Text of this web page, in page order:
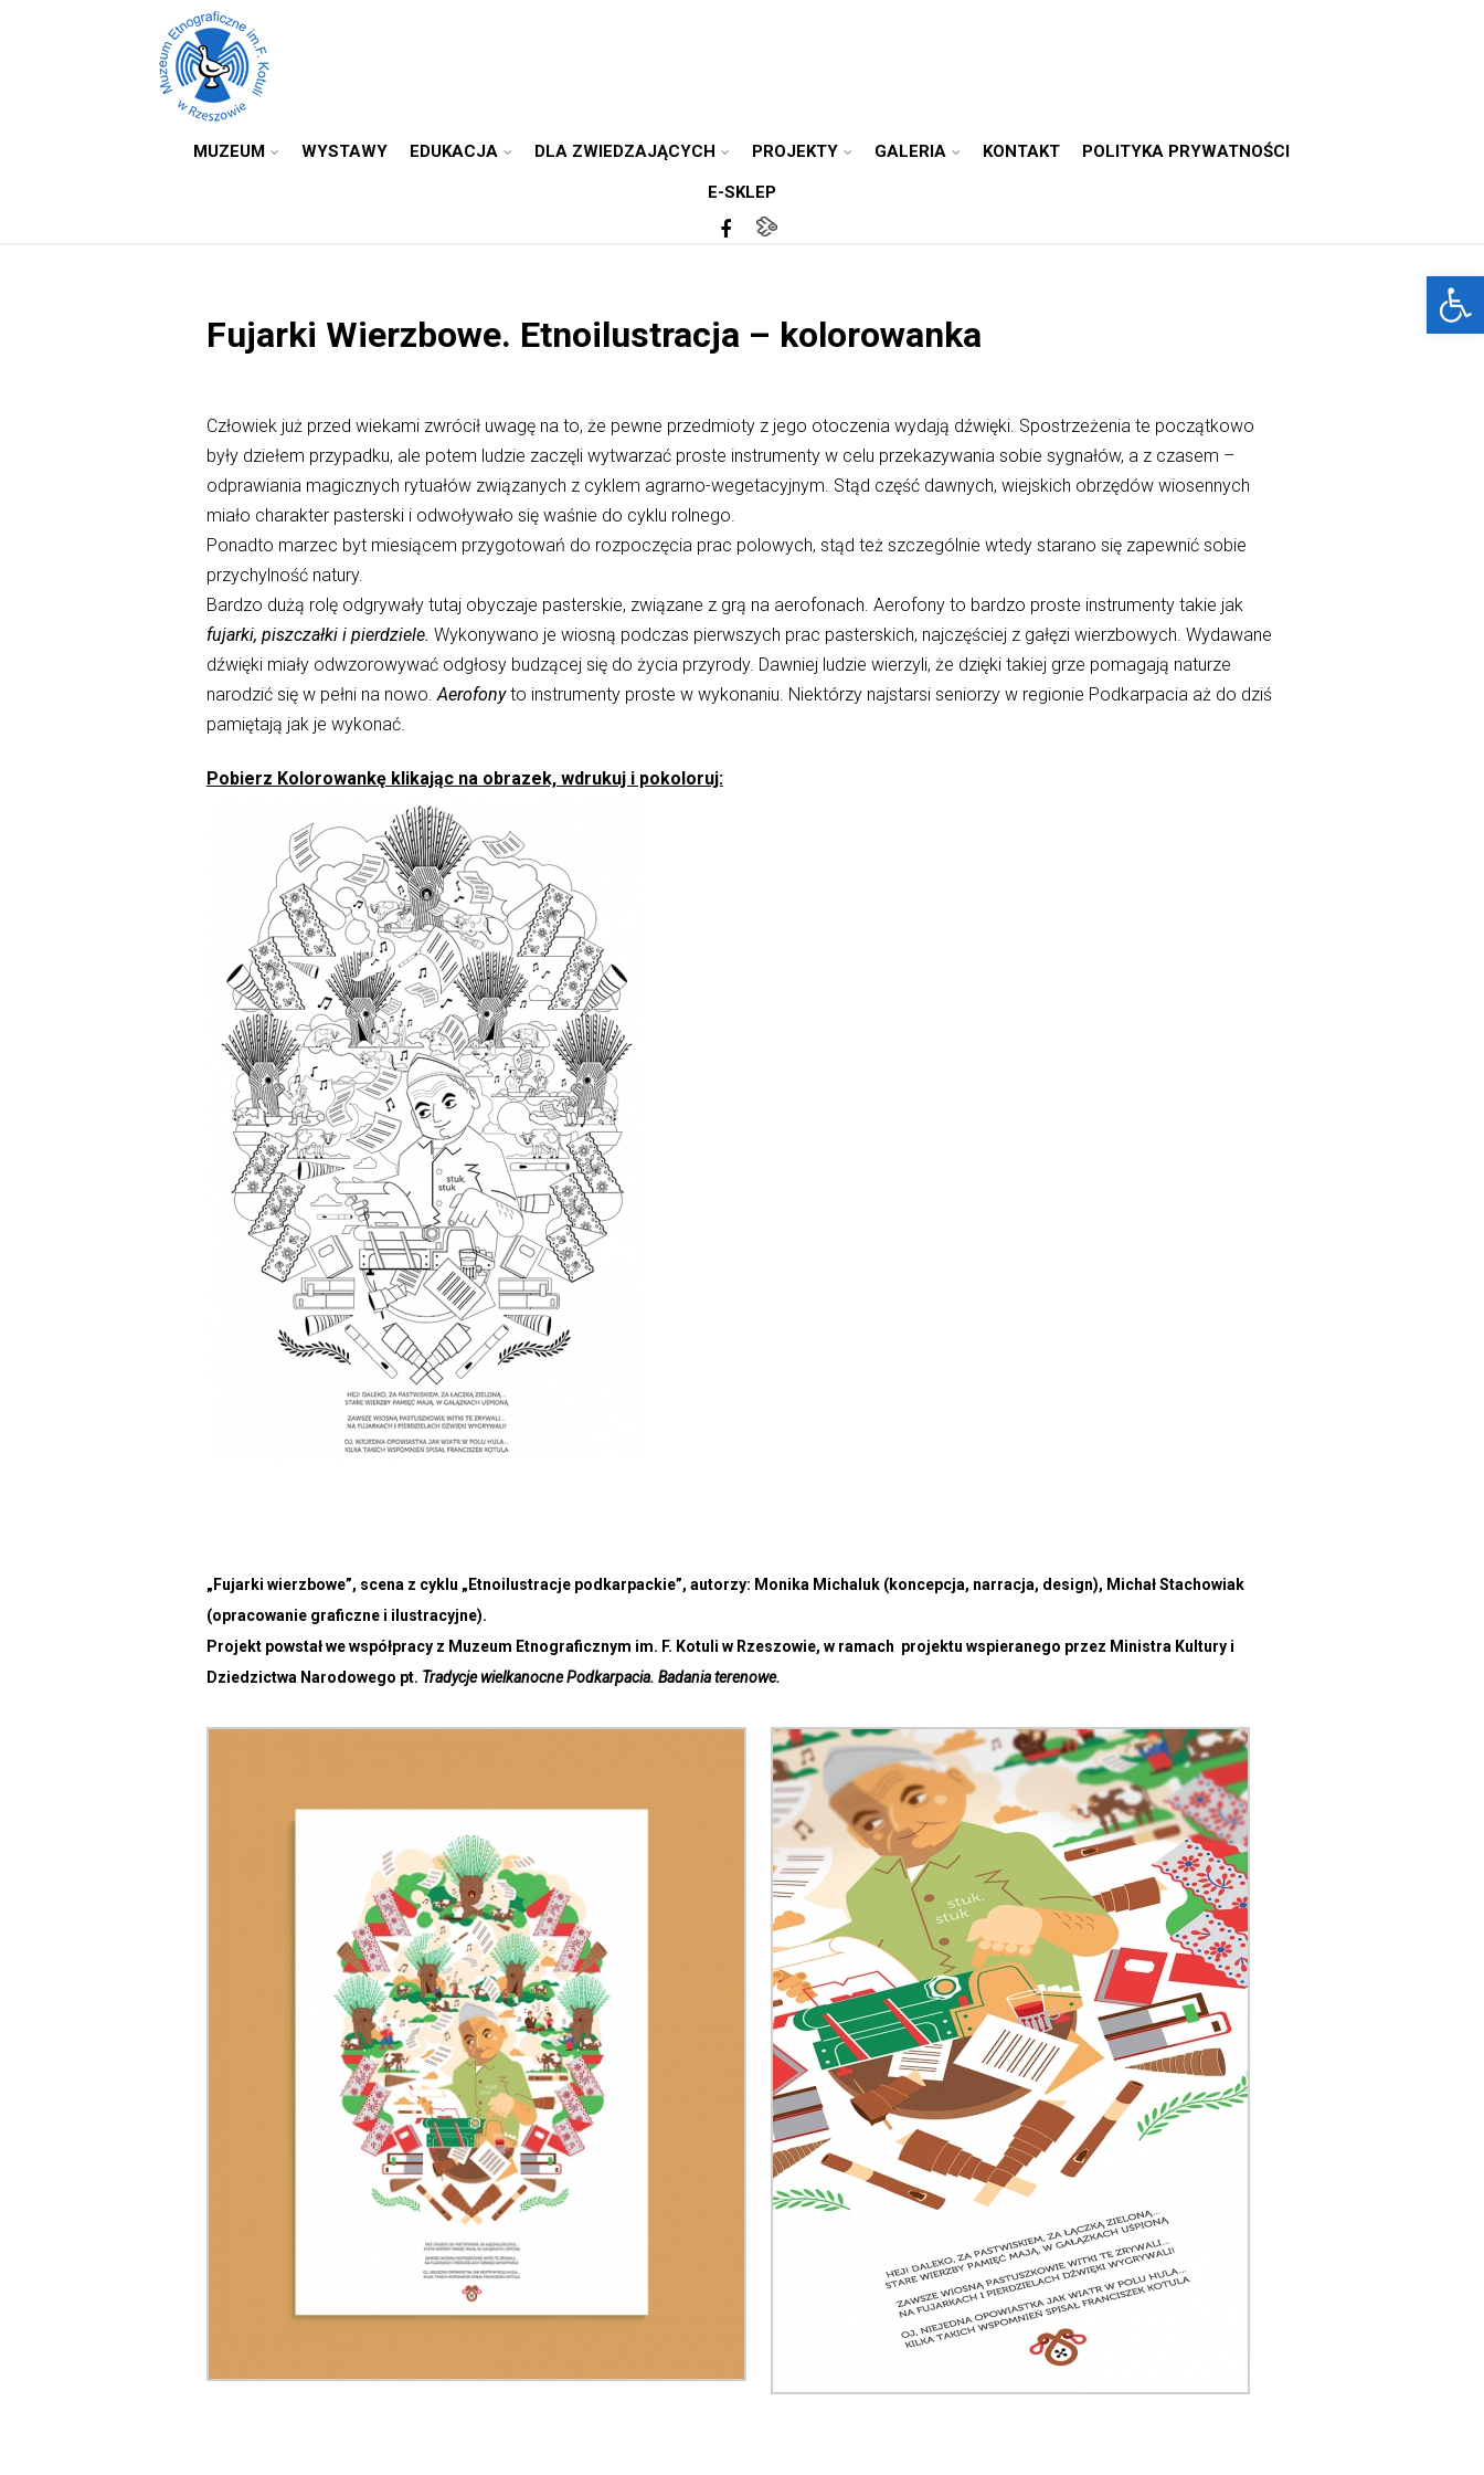
MUZEUM WYSTAWY EDUKACJA DLA ZWIEDZAJĄCYCH PROJEKTY GALERIA KONTAKT POLITYKA PRYWATNOŚCI
E-SKLEP
Fujarki Wierzbowe. Etnoilustracja – kolorowanka
Człowiek już przed wiekami zwrócił uwagę na to, że pewne przedmioty z jego otoczenia wydają dźwięki. Spostrzeżenia te początkowo
były dziełem przypadku, ale potem ludzie zaczęli wytwarzać proste instrumenty w celu przekazywania sobie sygnałów, a z czasem –
odprawiania magicznych rytuałów związanych z cyklem agrarno-wegetacyjnym. Stąd część dawnych, wiejskich obrzędów wiosennych
miało charakter pasterski i odwoływało się waśnie do cyklu rolnego.
Ponadto marzec byt miesiącem przygotowań do rozpoczęcia prac polowych, stąd też szczególnie wtedy starano się zapewnić sobie
przychylność natury.
Bardzo dużą rolę odgrywały tutaj obyczaje pasterskie, związane z grą na aerofonach. Aerofony to bardzo proste instrumenty takie jak
fujarki, piszczałki i pierdziele. Wykonywano je wiosną podczas pierwszych prac pasterskich, najczęściej z gałęzi wierzbowych. Wydawane
dźwięki miały odwzorowywać odgłosy budzącej się do życia przyrody. Dawniej ludzie wierzyli, że dzięki takiej grze pomagają naturze
narodzić się w pełni na nowo.Aerofonyto instrumenty proste w wykonaniu. Niektórzy najstarsi seniorzy w regionie Podkarpacia aż do dziś
pamiętają jak je wykonać.
Pobierz Kolorowankę klikając na obrazek, wdrukuj i pokoloruj:
„Fujarki wierzbowe”, scena z cyklu „Etnoilustracje podkarpackie”, autorzy: Monika Michaluk (koncepcja, narracja, design), Michał Stachowiak
(opracowanie graficzne i ilustracyjne).
Projekt powstał we współpracy z Muzeum Etnograficznym im. F. Kotuli w Rzeszowie, w ramach projektu wspieranego przez Ministra Kultury i
Dziedzictwa Narodowego pt. Tradycje wielkanocne Podkarpacia. Badania terenowe.